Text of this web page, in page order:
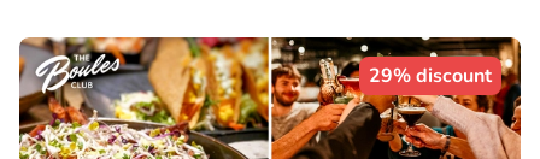
29% discount